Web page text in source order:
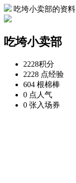
吃垮小卖部的资料
吃垮小卖部
2228积分
2228 点经验
604 根棉棒
0 点 人气
0 张 入场券